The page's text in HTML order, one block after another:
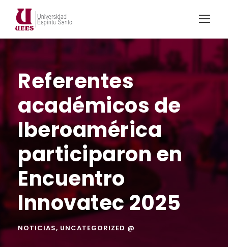
Referentes
académicos de
Iberoamérica
participaron en
Encuentro
Innovatec 2025
NOTICIAS, UNCATEGORIZED @